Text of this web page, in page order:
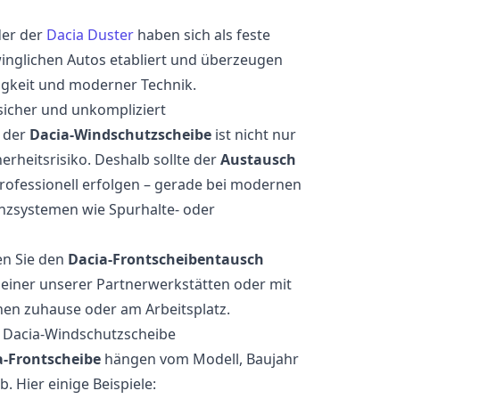
der Dacia Duster haben sich als feste
Autos etabliert und überzeugen
und moderner Technik.
und unkompliziert
Dacia-Windschutzscheibe ist nicht nur
Deshalb sollte derAustausch
erfolgen – gerade bei modernen
wie Spurhalte- oder
Sie den Dacia-Frontscheibentausch
unserer Partnerwerkstätten oder mit
zuhause oder am Arbeitsplatz.
Windschutzscheibe
Frontscheibe hängen vom Modell, Baujahr
Hier einige Beispiele: